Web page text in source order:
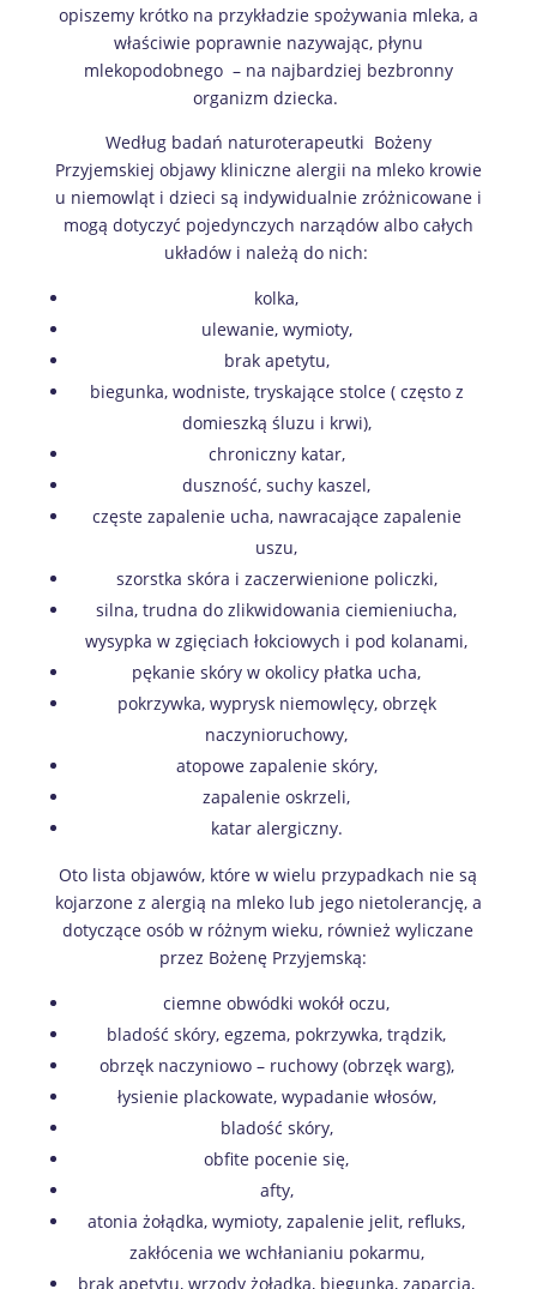
opiszemy krótko na przykładzie spożywania mleka, a
właściwie poprawnie nazywając, płynu
mlekopodobnego – na najbardziej bezbronny
organizm dziecka.
Według badań naturoterapeutki Bożeny
Przyjemskiej objawy kliniczne alergii na mleko krowie
u niemowląt i dzieci są indywidualnie zróżnicowane i
mogą dotyczyć pojedynczych narządów albo całych
układów i należą do nich:
kolka,
ulewanie, wymioty,
brak apetytu,
biegunka, wodniste, tryskające stolce ( często z
domieszką śluzu i krwi),
chroniczny katar,
duszność, suchy kaszel,
częste zapalenie ucha, nawracające zapalenie
uszu,
szorstka skóra i zaczerwienione policzki,
silna, trudna do zlikwidowania ciemieniucha,
wysypka w zgięciach łokciowych i pod kolanami,
pękanie skóry w okolicy płatka ucha,
pokrzywka, wyprysk niemowlęcy, obrzęk
naczynioruchowy,
atopowe zapalenie skóry,
zapalenie oskrzeli,
katar alergiczny.
Oto lista objawów, które w wielu przypadkach nie są
kojarzone z alergią na mleko lub jego nietolerancję, a
dotyczące osób w różnym wieku, również wyliczane
przez Bożenę Przyjemską:
ciemne obwódki wokół oczu,
bladość skóry, egzema, pokrzywka, trądzik,
obrzęk naczyniowo – ruchowy (obrzęk warg),
łysienie plackowate, wypadanie włosów,
bladość skóry,
obfite pocenie się,
afty,
atonia żołądka, wymioty, zapalenie jelit, refluks,
zakłócenia we wchłanianiu pokarmu,
brak apetytu, wrzody żołądka, biegunka, zaparcia,